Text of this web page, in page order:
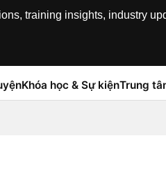
training insights, industry
Khóa học & Sự kiệnTrung